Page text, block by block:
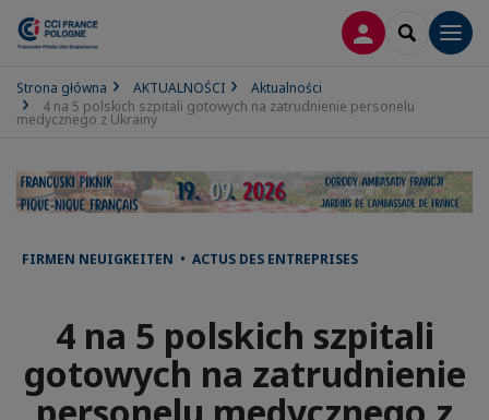
LOGOWANIE
SEARCH
Strona główna AKTUALNOŚCI
Aktualności
4 na 5 polskich szpitali gotowych na zatrudnienie personelu
medycznego z Ukrainy
FIRMEN NEUIGKEITEN • ACTUS DES ENTREPRISES
4 na 5 polskich szpitali
gotowych na zatrudnienie